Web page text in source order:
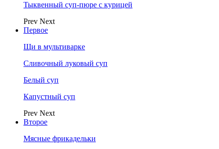
Тыквенный суп-пюре с курицей
Prev Next
Первое
Щи в мультиварке
Сливочный луковый суп
Белый суп
Капустный суп
Prev Next
Второе
Мясные фрикадельки